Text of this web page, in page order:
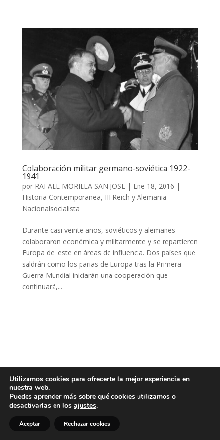
Colaboración militar germano-soviética 1922-
1941
por RAFAEL MORILLA SAN JOSE| Ene 18, 2016 |
Historia Contemporanea, III Reich y Alemania
Nacionalsocialista
Durante casi veinte años, soviéticos y alemanes
colaboraron económica y militarmente y se repartieron
Europa del este en áreas de influencia. Dos países que
saldrán como los parias de Europa tras la Primera
Guerra Mundial iniciarán una cooperación que
continuará,...
Utilizamos cookies para ofrecerte la mejor experiencia en
nuestra web.
Puedes aprender más sobre qué cookies utilizamos o
desactivarlas en los ajustes.
Aceptar Rechazar cookies